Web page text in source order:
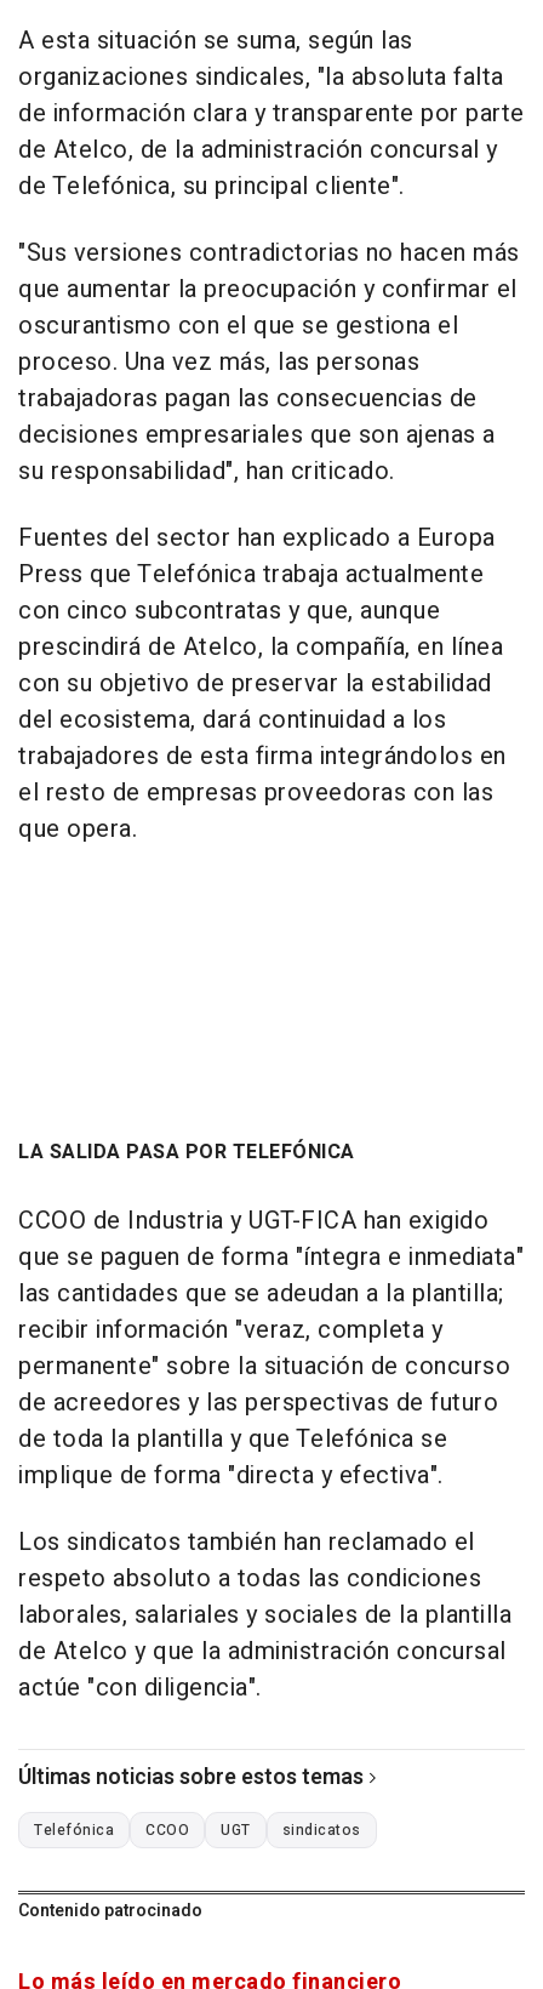
A esta situación se suma, según las
organizaciones sindicales, "la absoluta falta
de información clara y transparente por parte
de Atelco, de la administración concursal y
de Telefónica, su principal cliente".
"Sus versiones contradictorias no hacen más
que aumentar la preocupación y confirmar el
oscurantismo con el que se gestiona el
proceso. Una vez más, las personas
trabajadoras pagan las consecuencias de
decisiones empresariales que son ajenas a
su responsabilidad", han criticado.
Fuentes del sector han explicado a Europa
Press que Telefónica trabaja actualmente
con cinco subcontratas y que, aunque
prescindirá de Atelco, la compañía, en línea
con su objetivo de preservar la estabilidad
del ecosistema, dará continuidad a los
trabajadores de esta firma integrándolos en
el resto de empresas proveedoras con las
que opera.
LA SALIDA PASA POR TELEFÓNICA
CCOO de Industria y UGT-FICA han exigido
que se paguen de forma "íntegra e inmediata"
las cantidades que se adeudan a la plantilla;
recibir información "veraz, completa y
permanente" sobre la situación de concurso
de acreedores y las perspectivas de futuro
de toda la plantilla y que Telefónica se
implique de forma "directa y efectiva".
Los sindicatos también han reclamado el
respeto absoluto a todas las condiciones
laborales, salariales y sociales de la plantilla
de Atelco y que la administración concursal
actúe "con diligencia".
Últimas noticias sobre estos temas
Telefónica CCOO UGT sindicatos
Contenido patrocinado